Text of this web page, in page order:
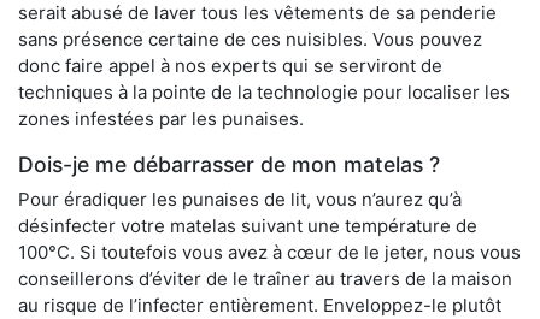
serait abusé de laver tous les vêtements de sa penderie
sans présence certaine de ces nuisibles. Vous pouvez
donc faire appel à nos experts qui se serviront de
techniques à la pointe de la technologie pour localiser les
zones infestées par les punaises.
Dois-je me débarrasser de mon matelas ?
Pour éradiquer les punaises de lit, vous n’aurez qu’à
désinfecter votre matelas suivant une température de
100°C. Si toutefois vous avez à cœur de le jeter, nous vous
conseillerons d’éviter de le traîner au travers de la maison
au risque de l’infecter entièrement. Enveloppez-le plutôt